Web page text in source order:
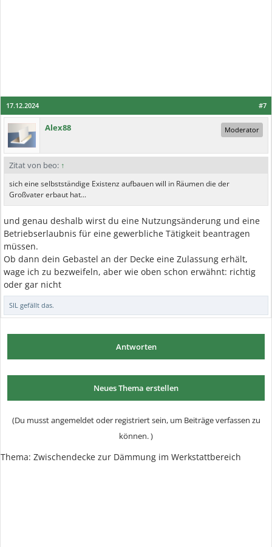
#7
17.12.2024
Alex88 Moderator
Zitat von beo: ↑
sich eine selbstständige Existenz aufbauen will in Räumen die der
Großvater erbaut hat...
und genau deshalb wirst du eine Nutzungsänderung und eine
Betriebserlaubnis für eine gewerbliche Tätigkeit beantragen
müssen.
Ob dann dein Gebastel an der Decke eine Zulassung erhält,
wage ich zu bezweifeln, aber wie oben schon erwähnt: richtig
oder gar nicht
SIL gefällt das.
Antworten
Neues Thema erstellen
(Du musst angemeldet oder registriert sein, um Beiträge verfassen zu
können. )
Thema: Zwischendecke zur Dämmung im Werkstattbereich